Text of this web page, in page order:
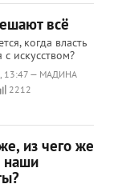
всё
когда власть
с искусством?
13:47 — МАДИНА
2212
из чего же
наши